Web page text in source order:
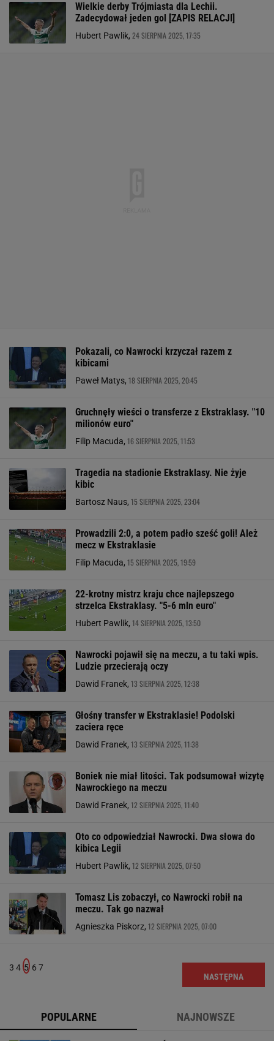
Wielkie derby Trójmiasta dla Lechii.
Zadecydował jeden gol [ZAPIS RELACJI]
Hubert Pawlik, 24 SIERPNIA 2025, 17:35
Pokazali, co Nawrocki krzyczał razem z
kibicami
Paweł Matys, 18 SIERPNIA 2025, 20:45
Gruchnęły wieści o transferze z Ekstraklasy. "10
milionów euro"
Filip Macuda, 16 SIERPNIA 2025, 11:53
Tragedia na stadionie Ekstraklasy. Nie żyje
kibic
Bartosz Naus, 15 SIERPNIA 2025, 23:04
Prowadzili 2:0, a potem padło sześć goli! Ależ
mecz w Ekstraklasie
Filip Macuda, 15 SIERPNIA 2025, 19:59
22-krotny mistrz kraju chce najlepszego
strzelca Ekstraklasy. "5-6 mln euro"
Hubert Pawlik, 14 SIERPNIA 2025, 13:50
Nawrocki pojawił się na meczu, a tu taki wpis.
Ludzie przecierają oczy
Dawid Franek, 13 SIERPNIA 2025, 12:38
Głośny transfer w Ekstraklasie! Podolski
zaciera ręce
Dawid Franek, 13 SIERPNIA 2025, 11:38
Boniek nie miał litości. Tak podsumował wizytę
Nawrockiego na meczu
Dawid Franek, 12 SIERPNIA 2025, 11:40
Oto co odpowiedział Nawrocki. Dwa słowa do
kibica Legii
Hubert Pawlik, 12 SIERPNIA 2025, 07:50
Tomasz Lis zobaczył, co Nawrocki robił na
meczu. Tak go nazwał
Agnieszka Piskorz, 12 SIERPNIA 2025, 07:00
3 4 5 6 7
NASTĘPNA
POPULARNE NAJNOWSZE